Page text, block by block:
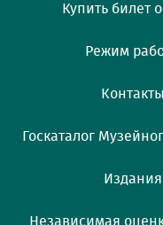
Купить билет
Режим
Контакты
Госкаталог
Издания
Независимая